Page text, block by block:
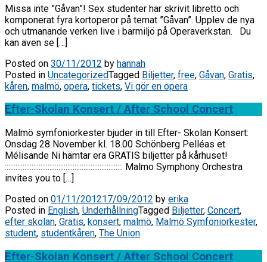
Missa inte ”Gåvan”! Sex studenter har skrivit libretto och
komponerat fyra kortoperor på temat ”Gåvan”. Upplev de nya
och utmanande verken live i barmiljö på Operaverkstan. Du
kan även se […]
Posted on 30/11/2012 by hannah
Posted in UncategorizedTagged Biljetter, free, Gåvan, Gratis,
kåren, malmö, opera, tickets, Vi gör en opera
Efter-Skolan Konsert / After School Concert
Malmö symfoniorkester bjuder in till Efter- Skolan Konsert:
Onsdag 28 November kl. 18.00 Schönberg Pelléas et
Mélisande Ni hämtar era GRATIS biljetter på kårhuset!
:::::::::::::::::::::::::::::::::::::::::::::::::::::::::::::::::: Malmo Symphony Orchestra
invites you to […]
Posted on 01/11/201217/09/2012 by erika
Posted in English, UnderhållningTagged Biljetter, Concert,
efter skolan, Gratis, konsert, malmö, Malmö Symfoniorkester,
student, studentkåren, The Union
Efter-Skolan Konsert / After School Concert